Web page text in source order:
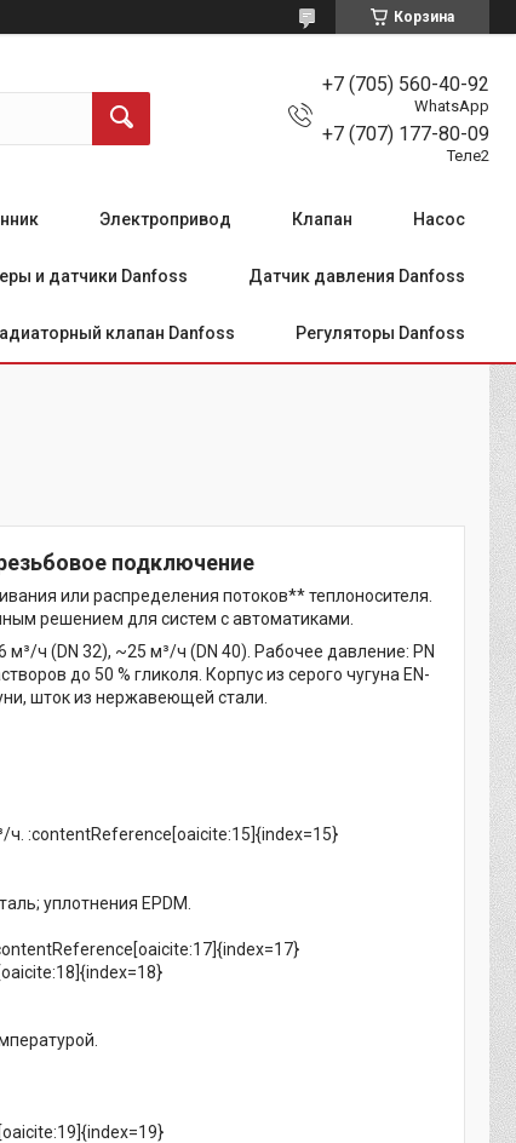
Корзина
+7 (705) 560-40-92
WhatsApp
+7 (707) 177-80-09
Теле2
Электропривод Клапан Насос
и датчики Danfoss Датчик давления Danfoss
клапан Danfoss Регуляторы Danfoss
подключение
или распределения потоков** теплоносителя.
решением для систем с автоматиками.
ч (DN 32), ~25 м³/ч (DN 40). Рабочее давление: PN
до 50 % гликоля. Корпус из серого чугуна EN-
шток из нержавеющей стали.
:contentReference[oaicite:15]{index=15}
уплотнения EPDM.